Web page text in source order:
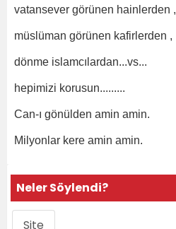
vatansever görünen hainlerden ,
müslüman görünen kafirlerden ,
dönme islamcılardan...vs...
hepimizi korusun.........
Can-ı gönülden amin amin.
Milyonlar kere amin amin.
Neler Söylendi?
Site